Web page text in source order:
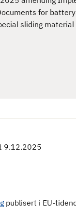
for
sliding
9.12.2025
publisert i EU-